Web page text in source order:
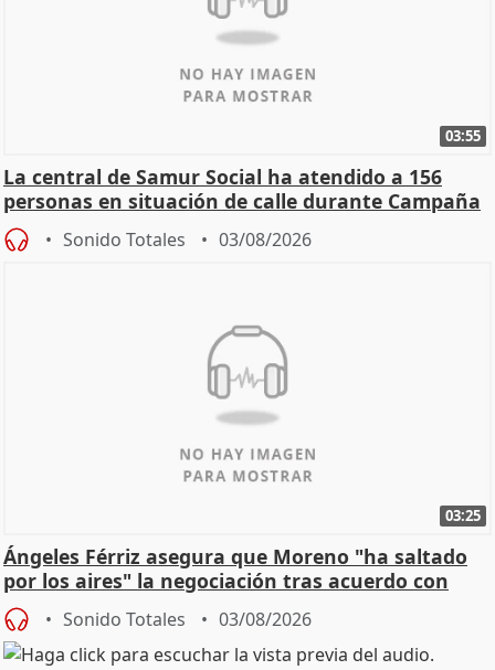
03:55
La central de Samur Social ha atendido a 156
personas en situación de calle durante Campaña
de Calor
Sonido Totales 03/08/2026
03:25
Ángeles Férriz asegura que Moreno "ha saltado
por los aires" la negociación tras acuerdo con
SMA
Sonido Totales 03/08/2026